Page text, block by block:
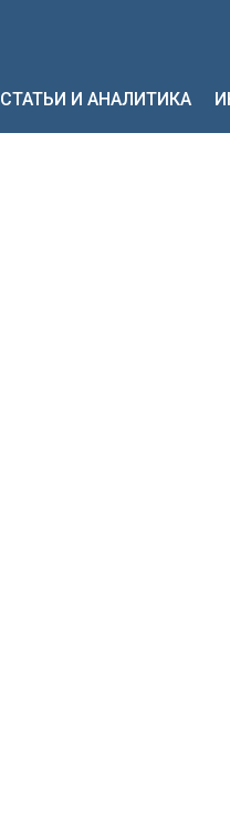
СТАТЬИ И АНАЛИТИКА